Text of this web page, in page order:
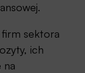
firm sektora
ich
na